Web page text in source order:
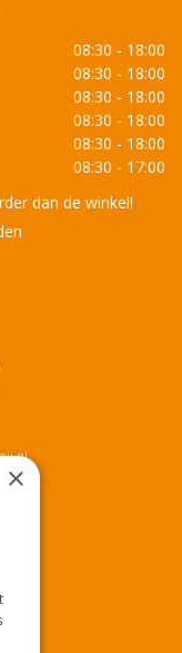
08:30 - 18:00
08:30 - 18:00
08:30 - 18:00
08:30 - 18:00
08:30 - 18:00
08:30 - 17:00
dan de winkel!
×